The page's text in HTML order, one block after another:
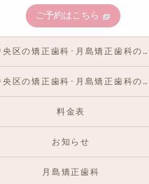
ご予約はこちら
中央区の矯正歯科･月島矯正歯科の口コミ情報
中央区の矯正歯科･月島矯正歯科のお客様の声
料金表
お知らせ
月島矯正歯科